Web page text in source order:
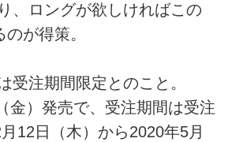
、ロングが欲しければこの
のが得策。
受注期間限定とのこと。
金）発売で、受注期間は受注
12日（木）から2020年5月